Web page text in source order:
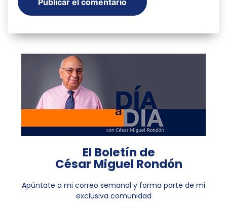
El Boletín de
César Miguel Rondón
Apúntate a mi correo semanal y forma parte de mi
exclusiva comunidad